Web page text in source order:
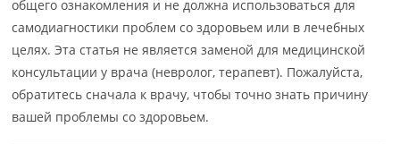
общего ознакомления и не должна использоваться для
самодиагностики проблем со здоровьем или в лечебных
целях. Эта статья не является заменой для медицинской
консультации у врача (невролог, терапевт). Пожалуйста,
обратитесь сначала к врачу, чтобы точно знать причину
вашей проблемы со здоровьем.